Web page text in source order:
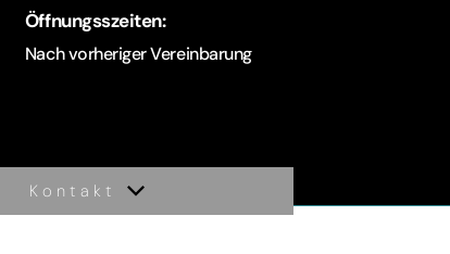
Öffnungsszeiten:
Nach vorheriger Vereinbarung
Kontakt